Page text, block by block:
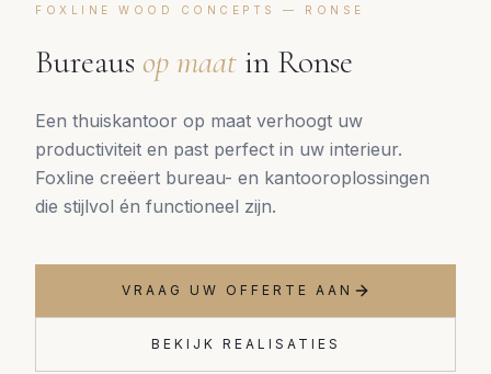
FOXLINE WOOD CONCEPTS — RONSE
Bureaus op maat in Ronse
Een thuiskantoor op maat verhoogt uw
productiviteit en past perfect in uw interieur.
Foxline creëert bureau- en kantooroplossingen
die stijlvol én functioneel zijn.
VRAAG UW OFFERTE AAN
BEKIJK REALISATIES